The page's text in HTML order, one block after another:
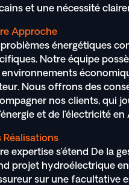
et une nécessité
Approche
problèmes énergétiques
Notre équipe
environnements
Nous offrons des
nos clients, qui
et de l’électricité
Réalisations
expertise s’étend De la
projet hydroélectrique en
sur une facultative